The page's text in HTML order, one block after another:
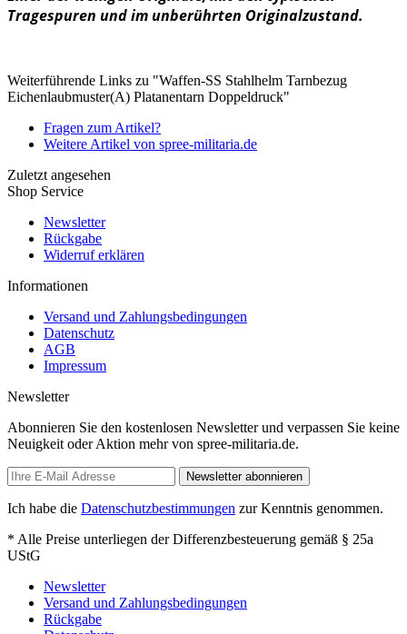
Tragespuren und im unberührten Originalzustand.
Weiterführende Links zu "Waffen-SS Stahlhelm Tarnbezug
Eichenlaubmuster(A) Platanentarn Doppeldruck"
Fragen zum Artikel?
Weitere Artikel von spree-militaria.de
Zuletzt angesehen
Shop Service
Newsletter
Rückgabe
Widerruf erklären
Informationen
Versand und Zahlungsbedingungen
Datenschutz
AGB
Impressum
Newsletter
Abonnieren Sie den kostenlosen Newsletter und verpassen Sie keine
Neuigkeit oder Aktion mehr von spree-militaria.de.
Newsletter abonnieren
Ich habe die Datenschutzbestimmungen zur Kenntnis genommen.
* Alle Preise unterliegen der Differenzbesteuerung gemäß § 25a
UStG
Newsletter
Versand und Zahlungsbedingungen
Rückgabe